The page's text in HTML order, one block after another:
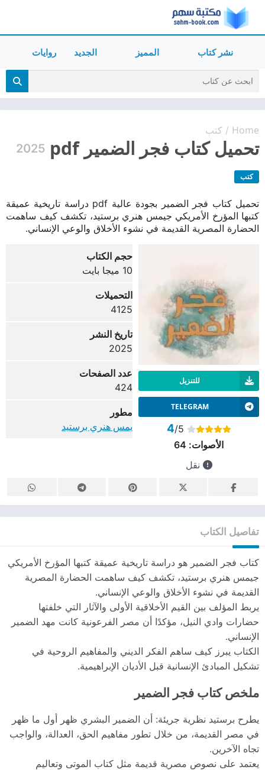
نشر كتاب المميز الجديد روايات
Home
/ كتب
تحميل كتاب فجر الضمير pdf 2025
كتب
تحميل كتاب فجر الضمير بجودة عالية pdf دراسة تاريخية عميقة
كتبها المؤرخ الأمريكي جيمس هنري برستيد، تكشف كيف ساهمت
الحضارة المصرية القديمة في نشوء الأخلاق والوعي الإنساني.
للتنزيل
TELEGRAM
4/5
الأصوات: 64
نقل
حجم الكتاب
10 ميجا بايت
التحميلات
4125
تاريخ النشر
2025
عدد الصفحات
424
مطور
يمس هنري برستيد
تفاصيل الكتاب
كتاب فجر الضمير هو دراسة تاريخية عميقة كتبها المؤرخ الأمريكي
جيمس هنري برستيد، تكشف كيف ساهمت الحضارة المصرية
القديمة في نشوء الأخلاق والوعي الإنساني.
يربط المؤلف بين القيم الأخلاقية الأولى والآثار التي خلفتها
حضارات وادي النيل، مؤكدًا أن مصر الفرعونية كانت مهد الضمير
الإنساني.
الكتاب يبرز كيف ساهم الفكر الديني والمفاهيم الروحية في
تشكيل المبادئ الإنسانية قبل الأديان الإبراهيمية.
ملخص كتاب فجر الضمير
يطرح برستيد نظرية جريئة: أن الضمير البشري ظهر أول ما ظهر
في مصر القديمة، من خلال تطور مفاهيم الحق، العدالة، والواجب
تجاه الآخرين.
يعتمد على نصوص مصرية قديمة مثل كتاب الموتى وتعاليم